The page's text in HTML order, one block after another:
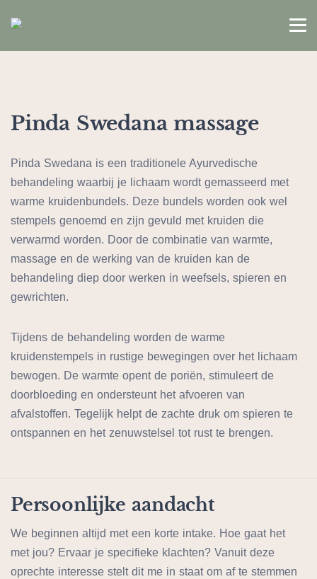
Pinda Swedana massage
Pinda Swedana is een traditionele Ayurvedische
behandeling waarbij je lichaam wordt gemasseerd met
warme kruidenbundels. Deze bundels worden ook wel
stempels genoemd en zijn gevuld met kruiden die
verwarmd worden. Door de combinatie van warmte,
massage en de werking van de kruiden kan de
behandeling diep door werken in weefsels, spieren en
gewrichten.
Hoe werkt een Pinda Swedana
Tijdens de behandeling worden de warme
kruidenstempels in rustige bewegingen over het lichaam
bewogen. De warmte opent de poriën, stimuleert de
doorbloeding en ondersteunt het afvoeren van
afvalstoffen. Tegelijk helpt de zachte druk om spieren te
ontspannen en het zenuwstelsel tot rust te brengen.
Persoonlijke aandacht
We beginnen altijd met een korte intake. Hoe gaat het
met jou? Ervaar je specifieke klachten? Vanuit deze
oprechte interesse stelt dit me in staat om af te stemmen